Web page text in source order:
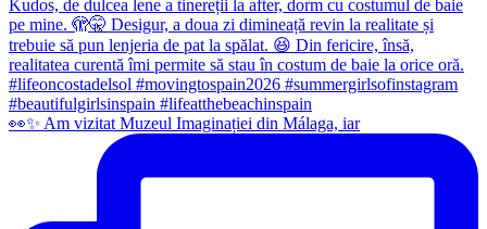
👀✨️ Am vizitat Muzeul Imaginației din Málaga, iar